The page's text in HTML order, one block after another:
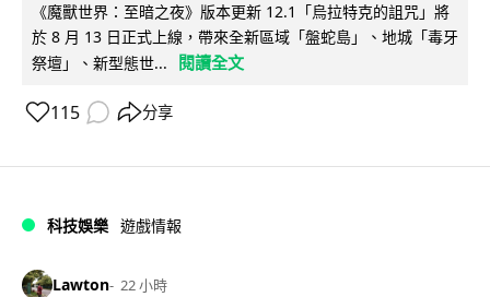
《魔獸世界：至暗之夜》版本更新 12.1「烏拉特克的詛咒」將
於 8 月 13 日正式上線，帶來全新區域「盤蛇島」、地城「毒牙
祭壇」、新型態世...
閱讀全文
115 分享
科技娛樂 遊戲情報
Lawton 22 小時